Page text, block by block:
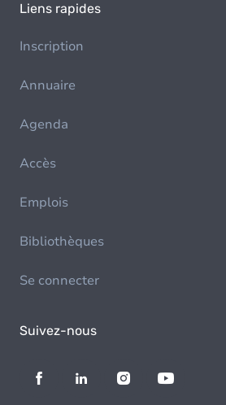
Liens rapides
Inscription
Annuaire
Agenda
Accès
Emplois
Bibliothèques
Se connecter
Suivez-nous